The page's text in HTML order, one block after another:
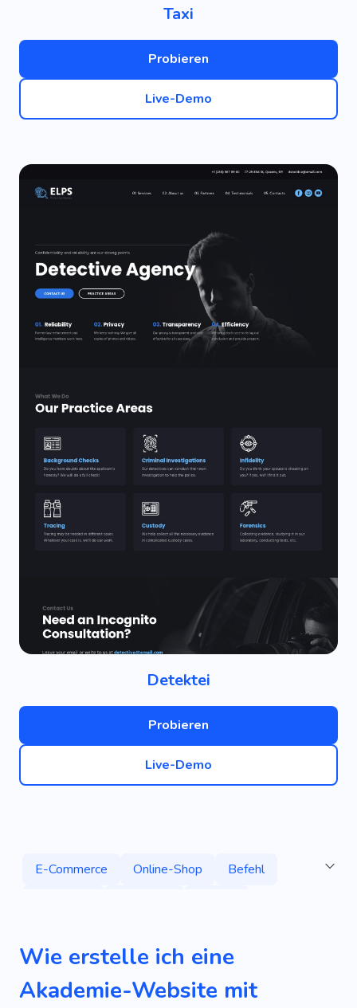
Taxi
Probieren
Live-Demo
Detektei
Probieren
Live-Demo
E-Commerce Online-Shop
Befehl
Produkt
Boutique
Essenslieferung
Akademie
Lieferung
Lebensstil
Wie erstelle ich eine
Akademie-Website mit